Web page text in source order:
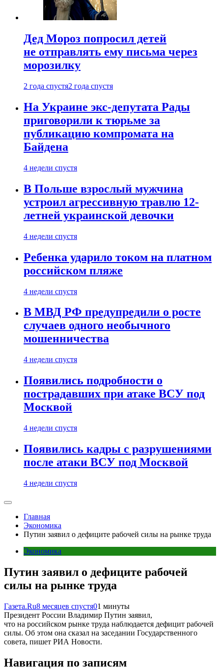
Дед Мороз попросил детей
не отправлять ему письма через
морозилку
2 года спустя2 года спустя
На Украине экс-депутата Рады
приговорили к тюрьме за
публикацию компромата на
Байдена
4 недели спустя
В Польше взрослый мужчина
устроил агрессивную травлю 12-
летней украинской девочки
4 недели спустя
Ребенка ударило током на платном
российском пляже
4 недели спустя
В МВД РФ предупредили о росте
случаев одного необычного
мошенничества
4 недели спустя
Появились подробности о
пострадавших при атаке ВСУ под
Москвой
4 недели спустя
Появились кадры с разрушениями
после атаки ВСУ под Москвой
4 недели спустя
Главная
Экономика
Путин заявил о дефиците рабочей силы на рынке труда
Экономика
Путин заявил о дефиците рабочей
силы на рынке труда
Газета.Ru8 месяцев спустя01 минуты
Президент России Владимир Путин заявил,
что на российском рынке труда наблюдается дефицит рабочей
силы. Об этом она сказал на заседании Государственного
совета, пишет РИА Новости.
Навигация по записям